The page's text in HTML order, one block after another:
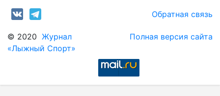
Обратная связь
© 2020 Журнал
«Лыжный Спорт»
Полная версия сайта